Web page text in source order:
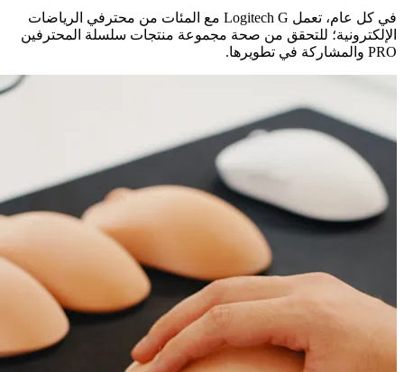
في كل عام، تعمل ‏Logitech G‏ مع المئات من محترفي الرياضات
الإلكترونية؛ للتحقق من صحة مجموعة منتجات سلسلة المحترفين